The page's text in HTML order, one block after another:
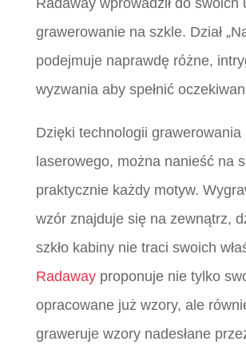
Radaway wprowadził do swoich
grawerowanie na szkle. Dział
podejmuje naprawdę różne,
wyzwania aby spełnić
Dzięki technologii grawerowania
laserowego, można nanieść na
praktycznie każdy motyw.
wzór znajduje się na zewnątrz,
szkło kabiny nie traci swoich
Radawayproponuje nie tylko
opracowane już wzory, ale
graweruje wzory nadesłane